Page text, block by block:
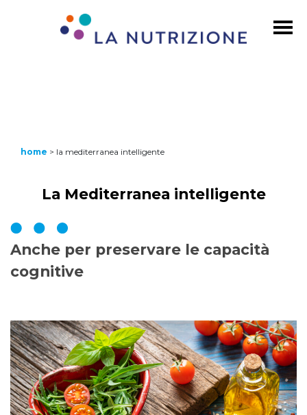
home > la mediterranea intelligente
La Mediterranea intelligente
Anche per preservare le capacità
cognitive